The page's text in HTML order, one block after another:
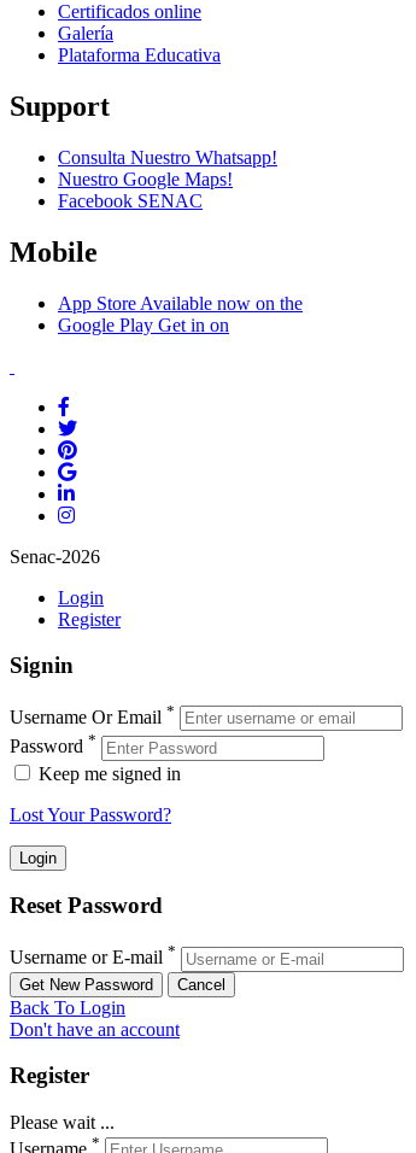
Certificados online
Galería
Plataforma Educativa
Support
Consulta Nuestro Whatsapp!
Nuestro Google Maps!
Facebook SENAC
Mobile
App Store Available now on the
Google Play Get in on
Senac-2026
Login
Register
Signin
Username Or Email *
Password *
Keep me signed in
Lost Your Password?
Reset Password
Username or E-mail *
Back To Login
Don't have an account
Register
Please wait ...
*